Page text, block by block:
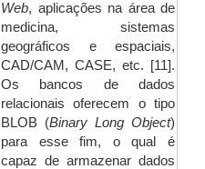
Web, aplicações na área de
medicina, sistemas
geográficos e espaciais,
CAD/CAM, CASE, etc. [11].
Os bancos de dados
relacionais oferecem o tipo
BLOB (Binary Long Object)
para esse fim, o qual é
capaz de armazenar dados